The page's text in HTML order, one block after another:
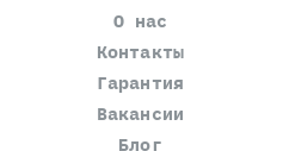
О нас
Контакты
Гарантия
Вакансии
Блог